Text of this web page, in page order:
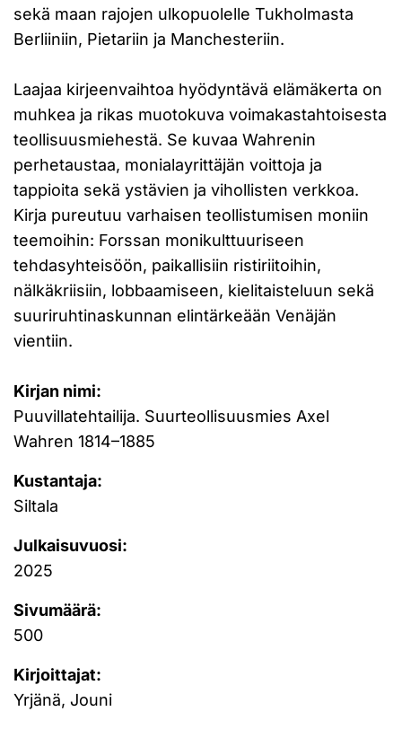
sekä maan rajojen ulkopuolelle Tukholmasta
Berliiniin, Pietariin ja Manchesteriin.
Laajaa kirjeenvaihtoa hyödyntävä elämäkerta on
muhkea ja rikas muotokuva voimakastahtoisesta
teollisuusmiehestä. Se kuvaa Wahrenin
perhetaustaa, monialayrittäjän voittoja ja
tappioita sekä ystävien ja vihollisten verkkoa.
Kirja pureutuu varhaisen teollistumisen moniin
teemoihin: Forssan monikulttuuriseen
tehdasyhteisöön, paikallisiin ristiriitoihin,
nälkäkriisiin, lobbaamiseen, kielitaisteluun sekä
suuriruhtinaskunnan elintärkeään Venäjän
vientiin.
Kirjan nimi:
Puuvillatehtailija. Suurteollisuusmies Axel
Wahren 1814–1885
Kustantaja:
Siltala
Julkaisuvuosi:
2025
Sivumäärä:
500
Kirjoittajat:
Yrjänä, Jouni